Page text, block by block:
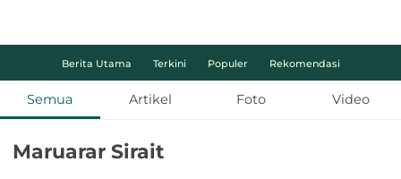
Berita Utama Terkini Populer Rekomendasi
Semua Artikel Foto Video
Maruarar Sirait